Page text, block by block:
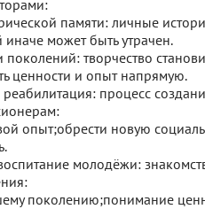
памяти: личные
может быть утрачен.
поколений: творчество
ценности и опыт напрямую.
реабилитация: процесс
опыт;обрести новую
молодёжи:
поколению;понимание